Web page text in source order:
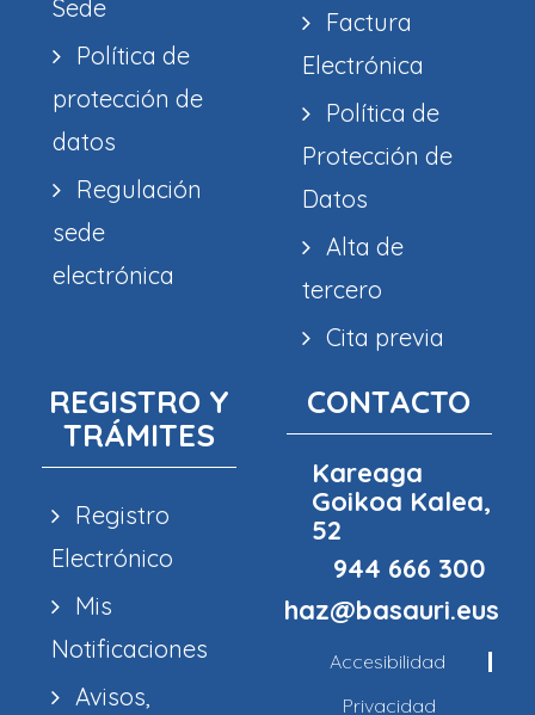
Sede
Política de
protección de
datos
Regulación
sede
electrónica
Factura
Electrónica
Política de
Protección de
Datos
Alta de
tercero
Cita previa
REGISTRO Y
TRÁMITES
Registro
Electrónico
Mis
Notificaciones
Avisos,
CONTACTO
Kareaga
Goikoa Kalea,
52
944 666 300
haz@basauri.eus
Accesibilidad
Privacidad